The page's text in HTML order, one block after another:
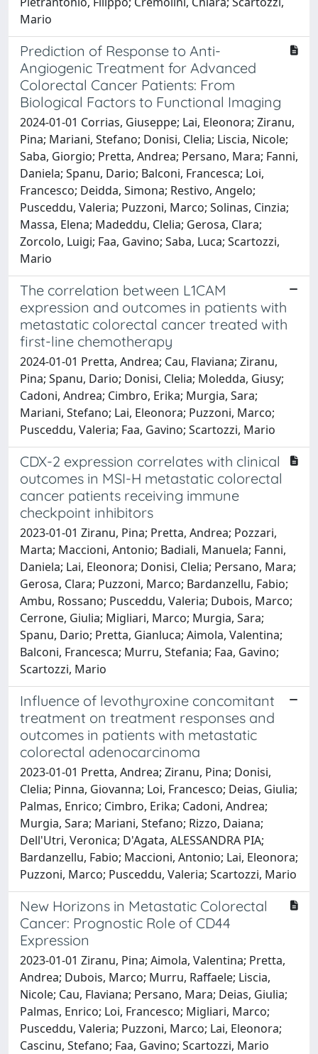
Mario
Prediction of Response to Anti-
Angiogenic Treatment for Advanced
Colorectal Cancer Patients: From
Biological Factors to Functional Imaging
2024-01-01 Corrias, Giuseppe; Lai, Eleonora; Ziranu,
Pina; Mariani, Stefano; Donisi, Clelia; Liscia, Nicole;
Saba, Giorgio; Pretta, Andrea; Persano, Mara; Fanni,
Daniela; Spanu, Dario; Balconi, Francesca; Loi,
Francesco; Deidda, Simona; Restivo, Angelo;
Pusceddu, Valeria; Puzzoni, Marco; Solinas, Cinzia;
Massa, Elena; Madeddu, Clelia; Gerosa, Clara;
Zorcolo, Luigi; Faa, Gavino; Saba, Luca; Scartozzi,
Mario
The correlation between L1CAM
expression and outcomes in patients with
metastatic colorectal cancer treated with
first-line chemotherapy
2024-01-01 Pretta, Andrea; Cau, Flaviana; Ziranu,
Pina; Spanu, Dario; Donisi, Clelia; Moledda, Giusy;
Cadoni, Andrea; Cimbro, Erika; Murgia, Sara;
Mariani, Stefano; Lai, Eleonora; Puzzoni, Marco;
Pusceddu, Valeria; Faa, Gavino; Scartozzi, Mario
CDX-2 expression correlates with clinical
outcomes in MSI-H metastatic colorectal
cancer patients receiving immune
checkpoint inhibitors
2023-01-01 Ziranu, Pina; Pretta, Andrea; Pozzari,
Marta; Maccioni, Antonio; Badiali, Manuela; Fanni,
Daniela; Lai, Eleonora; Donisi, Clelia; Persano, Mara;
Gerosa, Clara; Puzzoni, Marco; Bardanzellu, Fabio;
Ambu, Rossano; Pusceddu, Valeria; Dubois, Marco;
Cerrone, Giulia; Migliari, Marco; Murgia, Sara;
Spanu, Dario; Pretta, Gianluca; Aimola, Valentina;
Balconi, Francesca; Murru, Stefania; Faa, Gavino;
Scartozzi, Mario
Influence of levothyroxine concomitant
treatment on treatment responses and
outcomes in patients with metastatic
colorectal adenocarcinoma
2023-01-01 Pretta, Andrea; Ziranu, Pina; Donisi,
Clelia; Pinna, Giovanna; Loi, Francesco; Deias, Giulia;
Palmas, Enrico; Cimbro, Erika; Cadoni, Andrea;
Murgia, Sara; Mariani, Stefano; Rizzo, Daiana;
Dell'Utri, Veronica; D'Agata, ALESSANDRA PIA;
Bardanzellu, Fabio; Maccioni, Antonio; Lai, Eleonora;
Puzzoni, Marco; Pusceddu, Valeria; Scartozzi, Mario
New Horizons in Metastatic Colorectal
Cancer: Prognostic Role of CD44
Expression
2023-01-01 Ziranu, Pina; Aimola, Valentina; Pretta,
Andrea; Dubois, Marco; Murru, Raffaele; Liscia,
Nicole; Cau, Flaviana; Persano, Mara; Deias, Giulia;
Palmas, Enrico; Loi, Francesco; Migliari, Marco;
Pusceddu, Valeria; Puzzoni, Marco; Lai, Eleonora;
Cascinu, Stefano; Faa, Gavino; Scartozzi, Mario